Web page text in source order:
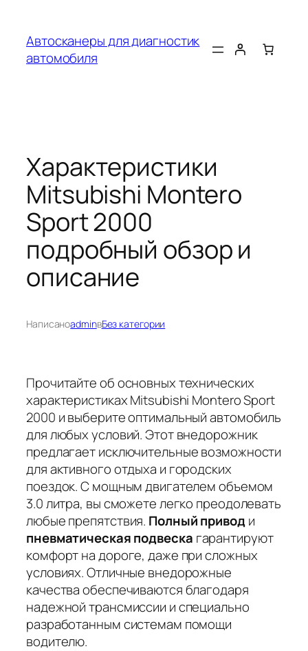
содержимому
Автосканеры для диагностик
автомобиля
Характеристики
Mitsubishi Montero
Sport 2000
подробный обзор и
описание
НаписаноadminвБез категории
Прочитайте об основных технических
характеристиках Mitsubishi Montero Sport
2000 и выберите оптимальный автомобиль
для любых условий. Этот внедорожник
предлагает исключительные возможности
для активного отдыха и городских
поездок. С мощным двигателем объемом
3.0 литра, вы сможете легко преодолевать
любые препятствия. Полный приводи
пневматическая подвеска гарантируют
комфорт на дороге, даже при сложных
условиях. Отличные внедорожные
качества обеспечиваются благодаря
надежной трансмиссии и специально
разработанным системам помощи
водителю.